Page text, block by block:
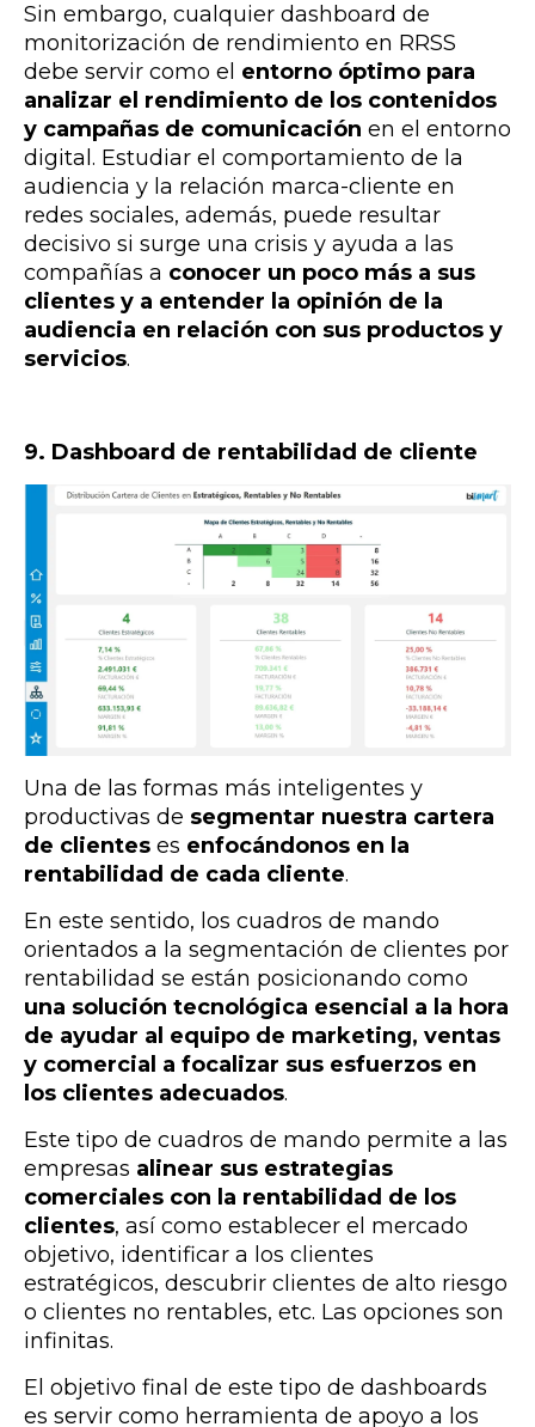
Sin embargo, cualquier dashboard de
monitorización de rendimiento en RRSS
debe servir como el entorno óptimo para
analizar el rendimiento de los contenidos
y campañas de comunicación en el entorno
digital. Estudiar el comportamiento de la
audiencia y la relación marca-cliente en
redes sociales, además, puede resultar
decisivo si surge una crisis y ayuda a las
compañías a conocer un poco más a sus
clientes y a entender la opinión de la
audiencia en relación con sus productos y
servicios.
9. Dashboard de rentabilidad de cliente
Una de las formas más inteligentes y
productivas de segmentar nuestra cartera
de clientes es enfocándonos en la
rentabilidad de cada cliente.
En este sentido, los cuadros de mando
orientados a la segmentación de clientes por
rentabilidad se están posicionando como
una solución tecnológica esencial a la hora
de ayudar al equipo de marketing, ventas
y comercial a focalizar sus esfuerzos en
los clientes adecuados.
Este tipo de cuadros de mando permite a las
empresas alinear sus estrategias
comerciales con la rentabilidad de los
clientes, así como establecer el mercado
objetivo, identificar a los clientes
estratégicos, descubrir clientes de alto riesgo
o clientes no rentables, etc. Las opciones son
infinitas.
El objetivo final de este tipo de dashboards
es servir como herramienta de apoyo a los